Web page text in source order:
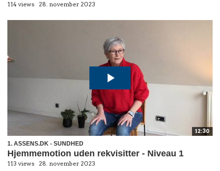
114 views 28. november 2023
12:30
1. ASSENS.DK - SUNDHED
Hjemmemotion uden rekvisitter - Niveau 1
113 views 28. november 2023